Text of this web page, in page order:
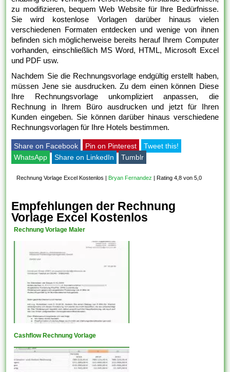
zu modifizieren, bequem Web Website für Ihre Bedürfnisse.
Sie wird kostenlose Vorlagen darüber hinaus vielen
verschiedenen Formaten entdecken und wenige von ihnen
befinden sich möglicherweise bereits herauf Ihrem Computer
vorhanden, einschließlich MS Word, HTML, Microsoft Excel
und PDF usw.
Nachdem Sie die Rechnungsvorlage endgültig erstellt haben,
müssen Jene sie ausdrucken. Zu dem einen können Diese
Ihre Rechnungsvorlage unkompliziert anpassen, die
Rechnung in Ihrem Büro ausdrucken und jetzt für Ihren
Kunden eingeben. Sie können darüber hinaus verschiedene
Rechnungsvorlagen für Ihre Hotels bestimmen.
Share on Facebook Pin on Pinterest
Tweet this!
WhatsApp
Share on LinkedIn Tumblr
Rechnung Vorlage Excel Kostenlos | Bryan Fernandez |Rating 4,8 von 5,0
Empfehlungen der Rechnung
Vorlage Excel Kostenlos
Rechnung Vorlage Maler
Cashflow Rechnung Vorlage